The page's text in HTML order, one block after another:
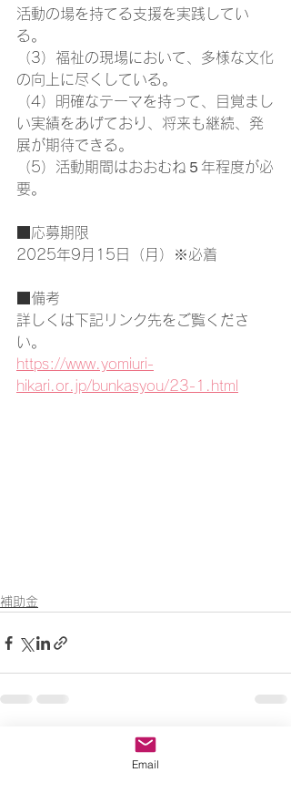
活動の場を持てる支援を実践してい
る。
（3）福祉の現場において、多様な文化
の向上に尽くしている。
（4）明確なテーマを持って、目覚まし
い実績をあげており、将来も継続、発
展が期待できる。
（5）活動期間はおおむね５年程度が必
要。
■応募期限
2025年9月15日（月）※必着
■備考
詳しくは下記リンク先をご覧くださ
い。
https://www.yomiuri-
hikari.or.jp/bunkasyou/23-1.html
補助金
Email